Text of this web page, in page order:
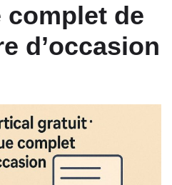
complet de
d’occasion